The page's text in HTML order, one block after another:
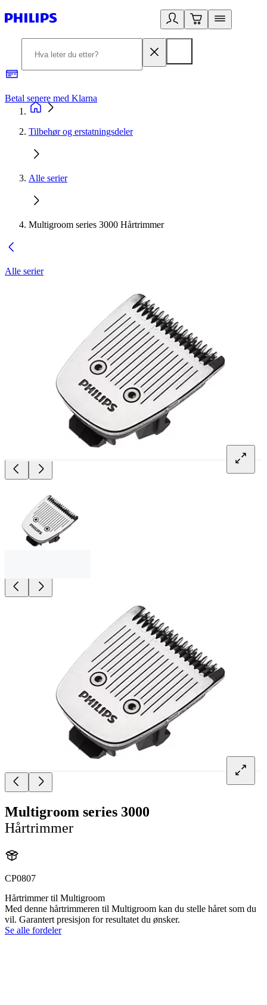
Betal senere med Klarna
Tilbehør og erstatningsdeler
Alle serier
Multigroom series 3000 Hårtrimmer
Alle serier
Multigroom series 3000
Hårtrimmer
CP0807
Hårtrimmer til Multigroom
Med denne hårtrimmeren til Multigroom kan du stelle håret som du
vil. Garantert presisjon for resultatet du ønsker.
Se alle fordeler